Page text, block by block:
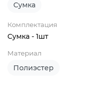
Сумка
Комплектация
Сумка - 1шт
Материал
Полиэстер